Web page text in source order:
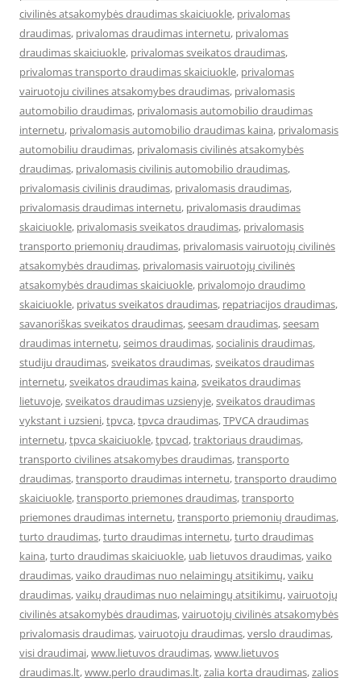
civilinės atsakomybės draudimas skaiciuokle, privalomas
draudimas, privalomas draudimas internetu, privalomas
draudimas skaiciuokle, privalomas sveikatos draudimas,
privalomas transporto draudimas skaiciuokle, privalomas
vairuotoju civilines atsakomybes draudimas, privalomasis
automobilio draudimas, privalomasis automobilio draudimas
internetu, privalomasis automobilio draudimas kaina, privalomasis
automobiliu draudimas, privalomasis civilinės atsakomybės
draudimas, privalomasis civilinis automobilio draudimas,
privalomasis civilinis draudimas, privalomasis draudimas,
privalomasis draudimas internetu, privalomasis draudimas
skaiciuokle, privalomasis sveikatos draudimas, privalomasis
transporto priemonių draudimas, privalomasis vairuotojų civilinės
atsakomybės draudimas, privalomasis vairuotojų civilinės
atsakomybės draudimas skaiciuokle, privalomojo draudimo
skaiciuokle, privatus sveikatos draudimas, repatriacijos draudimas,
savanoriškas sveikatos draudimas,seesam draudimas,seesam
draudimas internetu,seimos draudimas,socialinis draudimas,
studiju draudimas,sveikatos draudimas,sveikatos draudimas
internetu,sveikatos draudimas kaina,sveikatos draudimas
lietuvoje,sveikatos draudimas uzsienyje,sveikatos draudimas
vykstant i uzsieni,tpvca,tpvca draudimas,TPVCA draudimas
internetu,tpvca skaiciuokle,tpvcad,traktoriaus draudimas,
transporto civilines atsakomybes draudimas,transporto
draudimas,transporto draudimas internetu,transporto draudimo
skaiciuokle,transporto priemones draudimas,transporto
priemones draudimas internetu,transporto priemonių draudimas,
turto draudimas,turto draudimas internetu,turto draudimas
kaina,turto draudimas skaiciuokle, uab lietuvos draudimas,vaiko
draudimas,vaiko draudimas nuo nelaimingų atsitikimų,vaiku
draudimas,vaikų draudimas nuo nelaimingų atsitikimų,vairuotojų
civilinės atsakomybės draudimas,vairuotojų civilinės atsakomybės
privalomasis draudimas,vairuotoju draudimas,verslo draudimas,
visi draudimai,www.lietuvos draudimas,www.lietuvos
draudimas.lt,www.perlo draudimas.lt,zalia korta draudimas,zalios